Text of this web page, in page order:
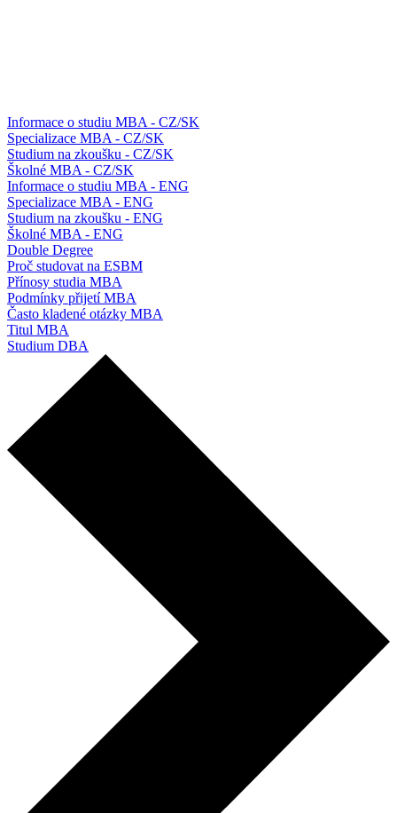
Informace o studiu MBA - CZ/SK
Specializace MBA - CZ/SK
Studium na zkoušku - CZ/SK
Školné MBA - CZ/SK
Informace o studiu MBA - ENG
Specializace MBA - ENG
Studium na zkoušku - ENG
Školné MBA - ENG
Double Degree
Proč studovat na ESBM
Přínosy studia MBA
Podmínky přijetí MBA
Často kladené otázky MBA
Titul MBA
Studium DBA